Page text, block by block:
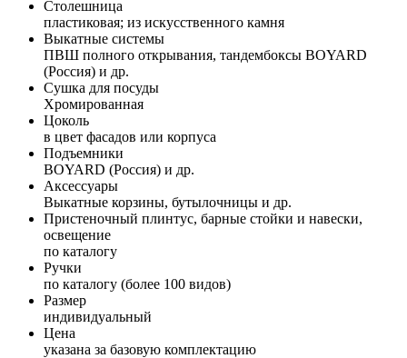
Столешница
пластиковая; из искусственного камня
Выкатные системы
ПВШ полного открывания, тандембоксы BOYARD
(Россия) и др.
Сушка для посуды
Хромированная
Цоколь
в цвет фасадов или корпуса
Подъемники
BOYARD (Россия) и др.
Аксессуары
Выкатные корзины, бутылочницы и др.
Пристеночный плинтус, барные стойки и навески,
освещение
по каталогу
Ручки
по каталогу (более 100 видов)
Размер
индивидуальный
Цена
указана за базовую комплектацию